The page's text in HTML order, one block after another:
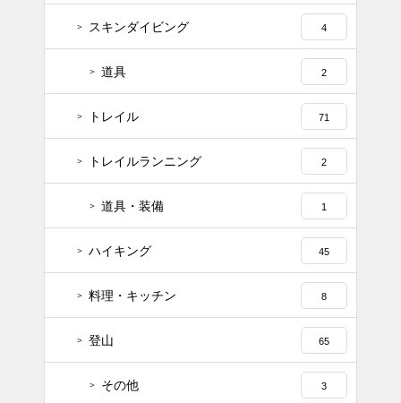
スキンダイビング 4
道具 2
トレイル 71
トレイルランニング 2
道具・装備 1
ハイキング 45
料理・キッチン 8
登山 65
その他 3